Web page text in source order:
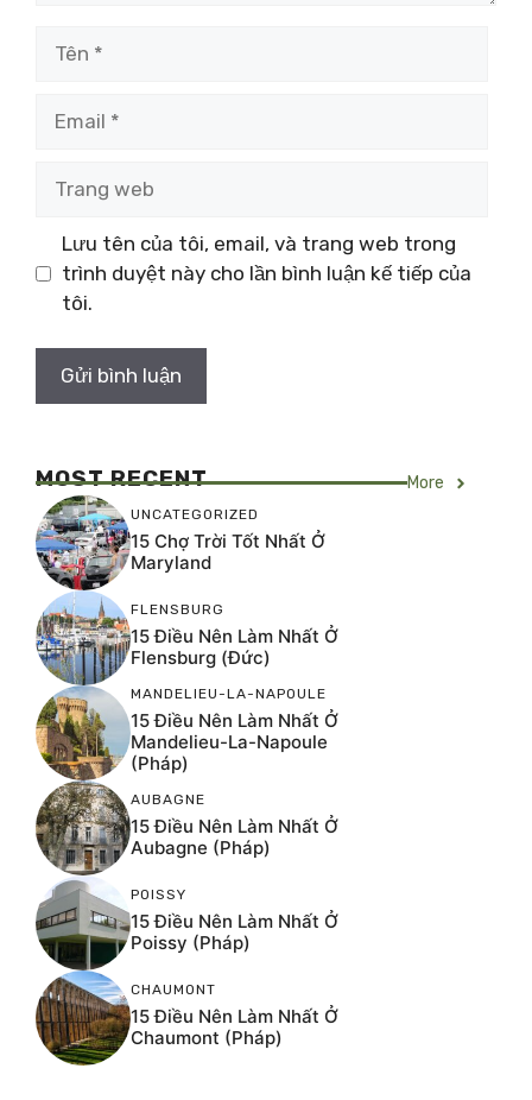
web
Lưu tên của tôi, email, và trang web trong
trình duyệt này cho lần bình luận kế tiếp của
tôi.
MOST RECENT More
UNCATEGORIZED
15 Chợ Trời Tốt Nhất Ở
Maryland
FLENSBURG
15 Điều Nên Làm Nhất Ở
Flensburg (Đức)
MANDELIEU-LA-NAPOULE
15 Điều Nên Làm Nhất Ở
Mandelieu-La-Napoule
(Pháp)
AUBAGNE
15 Điều Nên Làm Nhất Ở
Aubagne (Pháp)
POISSY
15 Điều Nên Làm Nhất Ở
Poissy (Pháp)
CHAUMONT
15 Điều Nên Làm Nhất Ở
Chaumont (Pháp)